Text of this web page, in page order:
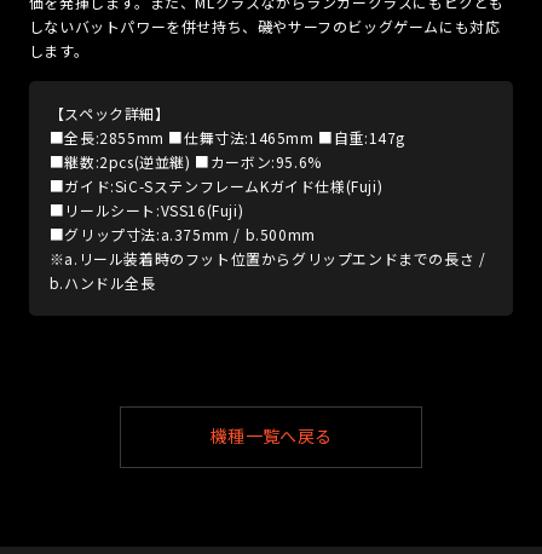
しないバットパワーを併せ持ち、磯やサーフのビッグゲームにも対応
します。
【スペック詳細】
■全長:2855mm ■仕舞寸法:1465mm ■自重:147g
■継数:2pcs(逆並継) ■カーボン:95.6%
■ガイド:SiC-SステンフレームKガイド仕様(Fuji)
■リールシート:VSS16(Fuji)
■グリップ寸法:a.375mm / b.500mm
※a.リール装着時のフット位置からグリップエンドまでの長さ /
b.ハンドル全長
機種一覧へ戻る